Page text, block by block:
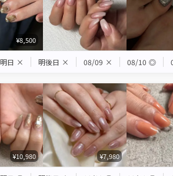
¥8,500
明日 × 明後日 × 08/09 × 08/10 ◎
¥10,980 ¥7,980